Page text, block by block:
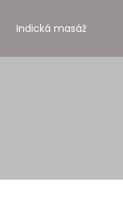
Indická masáž